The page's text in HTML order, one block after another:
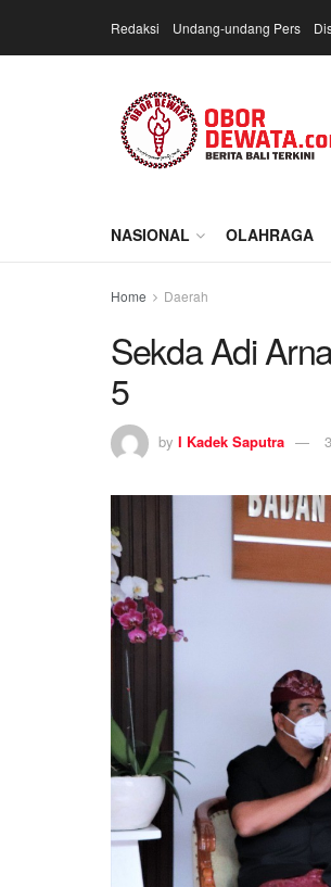
Redaksi Undang-undang Pers
NASIONAL OLAHRAGA
Home Daerah
Sekda Adi
5
by I Kadek Saputra